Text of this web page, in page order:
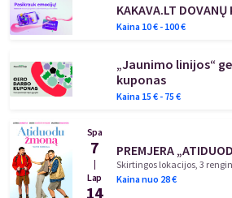
KAKAVA.LT DOVANŲ
Kaina 10€ - 100€
„Jaunimo linijos“
kuponas
Kaina 15 € - 75 €
Spa
7
|
Lap
14
PREMJERA
Skirtingos lokacijos, 3
Kaina nuo 28€